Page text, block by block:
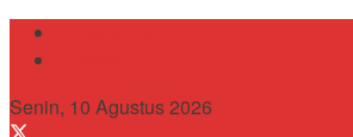
Senin, 10 Agustus 2026